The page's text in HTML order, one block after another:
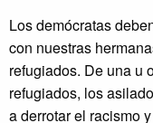
Los demócratas
con nuestras
refugiados. De una u
refugiados, los
a derrotar el racismo